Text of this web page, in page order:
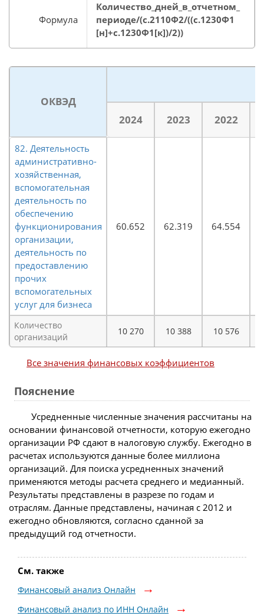
Формула
Количество_дней_в_отчетном_
периоде/(с.2110Ф2/((с.1230Ф1
[н]+с.1230Ф1[к])/2))
ОКВЭД
2024
2023 2022
82. Деятельность
административно-
хозяйственная,
вспомогательная
деятельность по
обеспечению
функционирования
организации,
деятельность по
предоставлению
прочих
вспомогательных
услуг для бизнеса
60.652 62.319 64.554
Количество
организаций
10 270 10 388 10 576
Все значения финансовых коэффициентов
Пояснение
Усредненные численные значения рассчитаны на
основании финансовой отчетности, которую ежегодно
организации РФ сдают в налоговую службу. Ежегодно в
расчетах используются данные более миллиона
организаций. Для поиска усредненных значений
применяются методы расчета среднего и медианный.
Результаты представлены в разрезе по годам и
отраслям. Данные представлены, начиная с 2012 и
ежегодно обновляются, согласно сданной за
предыдущий год отчетности.
См. также
Финансовый анализ Онлайн
Финансовый анализ по ИНН Онлайн